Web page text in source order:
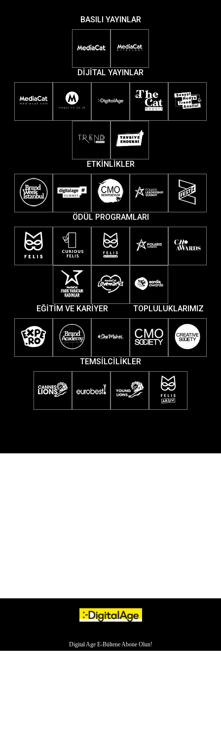
BASILI YAYINLAR
DİJİTAL YAYINLAR
ETKİNLİKLER
ÖDÜL PROGRAMLARI
EĞİTİM VE KARİYER TOPLULUKLARIMIZ
TEMSİLCİLİKLER
Digital Age E-Bültene Abone Olun!